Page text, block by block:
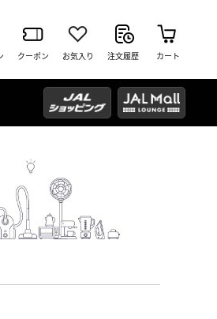
クーポン お気入り 注文履歴 カート